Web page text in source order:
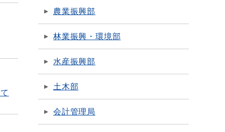
農業振興部
林業振興・環境部
水産振興部
土木部
会計管理局